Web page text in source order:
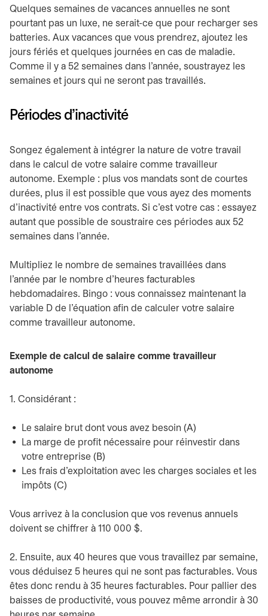
Quelques semaines de vacances annuelles ne sont
pourtant pas un luxe, ne serait-ce que pour recharger ses
batteries. Aux vacances que vous prendrez, ajoutez les
jours fériés et quelques journées en cas de maladie.
Comme il y a 52 semaines dans l’année, soustrayez les
semaines et jours qui ne seront pas travaillés.
Périodes d’inactivité
Songez également à intégrer la nature de votre travail
dans le calcul de votre salaire comme travailleur
autonome. Exemple : plus vos mandats sont de courtes
durées, plus il est possible que vous ayez des moments
d’inactivité entre vos contrats. Si c’est votre cas : essayez
autant que possible de soustraire ces périodes aux 52
semaines dans l’année.
Multipliez le nombre de semaines travaillées dans
l’année par le nombre d’heures facturables
hebdomadaires. Bingo : vous connaissez maintenant la
variable D de l’équation afin de calculer votre salaire
comme travailleur autonome.
Exemple de calcul de salaire comme travailleur
autonome
1. Considérant :
Le salaire brut dont vous avez besoin (A)
La marge de profit nécessaire pour réinvestir dans
votre entreprise (B)
Les frais d’exploitation avec les charges sociales et les
impôts (C)
Vous arrivez à la conclusion que vos revenus annuels
doivent se chiffrer à 110 000 $.
2. Ensuite, aux 40 heures que vous travaillez par semaine,
vous déduisez 5 heures qui ne sont pas facturables. Vous
êtes donc rendu à 35 heures facturables. Pour pallier des
baisses de productivité, vous pouvez même arrondir à 30